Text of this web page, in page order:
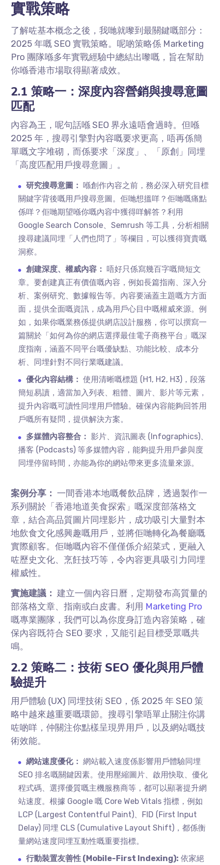
實戰策略
了解咗基本概念之後，我哋就嚟到最關鍵嘅部分：
2025 年嘅 SEO 實戰策略。呢啲策略係 Marketing
Pro 團隊喺多年實戰經驗中總結出嚟嘅，旨在幫助
你喺香港市場取得顯著成效。
2.1 策略一：深度內容營銷與搜尋意圖
匹配
內容為王，呢句話喺 SEO 界永遠唔會過時。但喺
2025 年，搜尋引擎對內容嘅要求更高，唔再係簡
單嘅文字堆砌，而係要求「深度」、「原創」同埋
「高度匹配用戶搜尋意圖」。
研究搜尋意圖： 喺創作內容之前，務必深入研究目標
關鍵字背後嘅用戶搜尋意圖。佢哋想搵咩？佢哋嘅痛點
係咩？佢哋期望喺你嘅內容中獲得咩解答？利用
Google Search Console、Semrush 等工具，分析相關
搜尋建議同埋「人們也問了」等欄目，可以獲得寶貴嘅
洞察。
創建深度、權威內容： 唔好只係寫幾百字嘅簡短文
章。要創建真正有價值嘅內容，例如長篇指南、深入分
析、案例研究、數據報告等。內容要涵蓋主題嘅方方面
面，提供全面嘅資訊，成為用戶心目中嘅權威來源。例
如，如果你嘅業務係提供網店設計服務，你可以撰寫一
篇關於「如何為你的網店選擇最佳電子商務平台」嘅深
度指南，涵蓋不同平台嘅優缺點、功能比較、成本分
析、同埋針對不同行業嘅建議。
優化內容結構： 使用清晰嘅標題 (H1, H2, H3)，段落
簡短易讀，適當加入列表、粗體、圖片、影片等元素，
提升內容嘅可讀性同埋用戶體驗。確保內容能夠回答用
戶嘅所有疑問，提供解決方案。
多媒體內容整合： 影片、資訊圖表 (Infographics)、
播客 (Podcasts) 等多媒體內容，能夠提升用戶參與度
同埋停留時間，亦能為你的網站帶來更多流量來源。
案例分享： 一間香港本地嘅餐飲品牌，透過製作一
系列關於「香港地道美食探索」嘅深度部落格文
章，結合高品質圖片同埋影片，成功吸引大量對本
地飲食文化感興趣嘅用戶，並將佢哋轉化為餐廳嘅
實際顧客。佢哋嘅內容不僅僅係介紹菜式，更融入
咗歷史文化、烹飪技巧等，令內容更具吸引力同埋
權威性。
實施建議： 建立一個內容日曆，定期發布高質量的
部落格文章、指南或白皮書。利用 Marketing Pro
嘅專業團隊，我們可以為你度身訂造內容策略，確
保內容既符合 SEO 要求，又能引起目標受眾嘅共
鳴。
2.2 策略二：技術 SEO 優化與用戶體
驗提升
用戶體驗 (UX) 同埋技術 SEO，係 2025 年 SEO 策
略中越來越重要嘅環節。搜尋引擎唔單止關注你講
咗啲咩，仲關注你點樣呈現畀用戶，以及網站嘅技
術效能。
網站速度優化： 網站載入速度係影響用戶體驗同埋
SEO 排名嘅關鍵因素。使用壓縮圖片、啟用快取、優化
程式碼、選擇優質嘅主機服務商等，都可以顯著提升網
站速度。根據 Google 嘅 Core Web Vitals 指標，例如
LCP (Largest Contentful Paint)、FID (First Input
Delay) 同埋 CLS (Cumulative Layout Shift)，都係衡
量網站速度同埋互動性嘅重要指標。
行動裝置友善性 (Mobile-First Indexing): 依家絕